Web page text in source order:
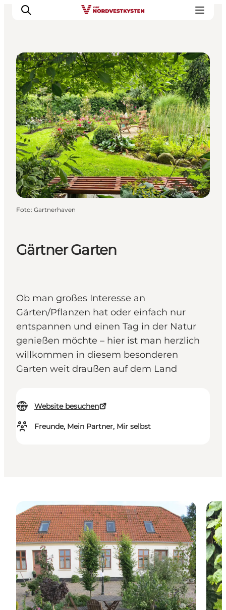
Urlaubsorte
Inspiration
Events
Unterkunft
Mach deine Urlaubsplanung
Gärtner Garten
Ob man großes Interesse an
Gärten/Pflanzen hat oder einfach nur
entspannen und einen Tag in der Natur
genießen möchte – hier ist man herzlich
willkommen in diesem besonderen
Garten weit draußen auf dem Land
Website besuchen
Freunde, Mein Partner, Mir selbst
Parks & Gärten
Foto: Gartnerhaven